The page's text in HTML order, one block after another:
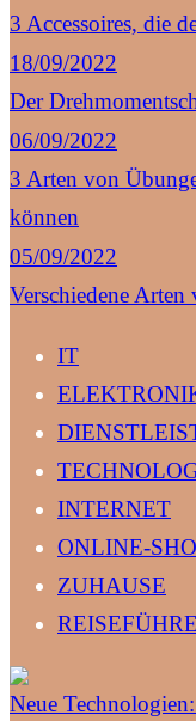
3 Accessoires, die
18/09/2022
Der
06/09/2022
3 Arten von
können
05/09/2022
Verschiedene
IT
INTERNET
ONLINE-
ZUHAUSE
Neue